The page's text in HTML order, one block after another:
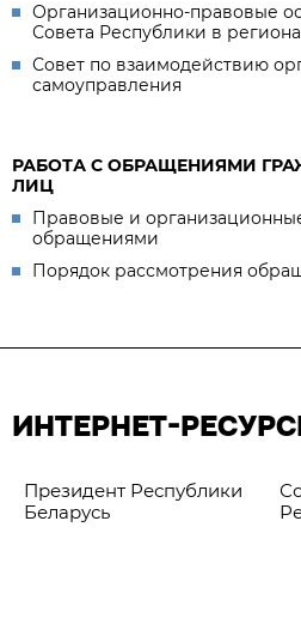
Организационно-правовые
Совета Республики в
Совет по взаимодействию
самоуправления
РАБОТА С ОБРАЩЕНИЯМИ
ЛИЦ
Правовые и
обращениями
Порядок рассмотрения
ИНТЕРНЕТ-
Президент Республики
Беларусь